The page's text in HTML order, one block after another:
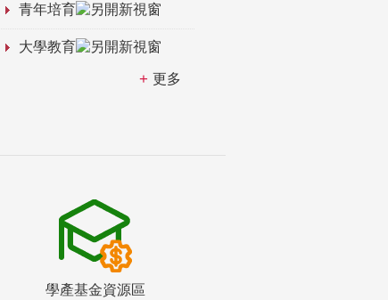
青年培育
大學教育
更多
學產基金資源區